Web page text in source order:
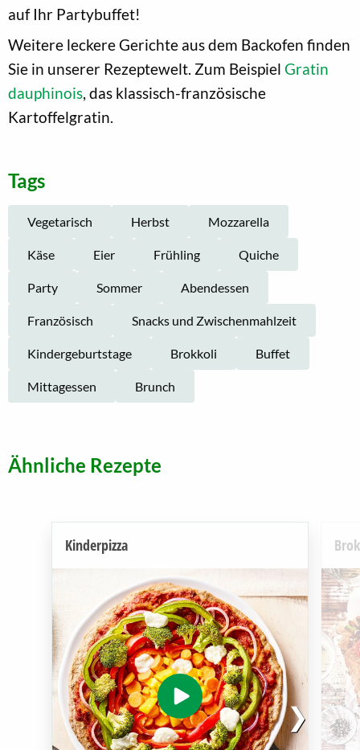
auf Ihr Partybuffet!
Weitere leckere Gerichte aus dem Backofen finden
Sie in unserer Rezeptewelt. Zum Beispiel Gratin
dauphinois, das klassisch-französische
Kartoffelgratin.
Tags
Vegetarisch Herbst Mozzarella
Käse Eier Frühling Quiche
Party Sommer Abendessen
Französisch Snacks und Zwischenmahlzeit
Kindergeburtstage Brokkoli Buffet
Mittagessen Brunch
Ähnliche Rezepte
Kinderpizza